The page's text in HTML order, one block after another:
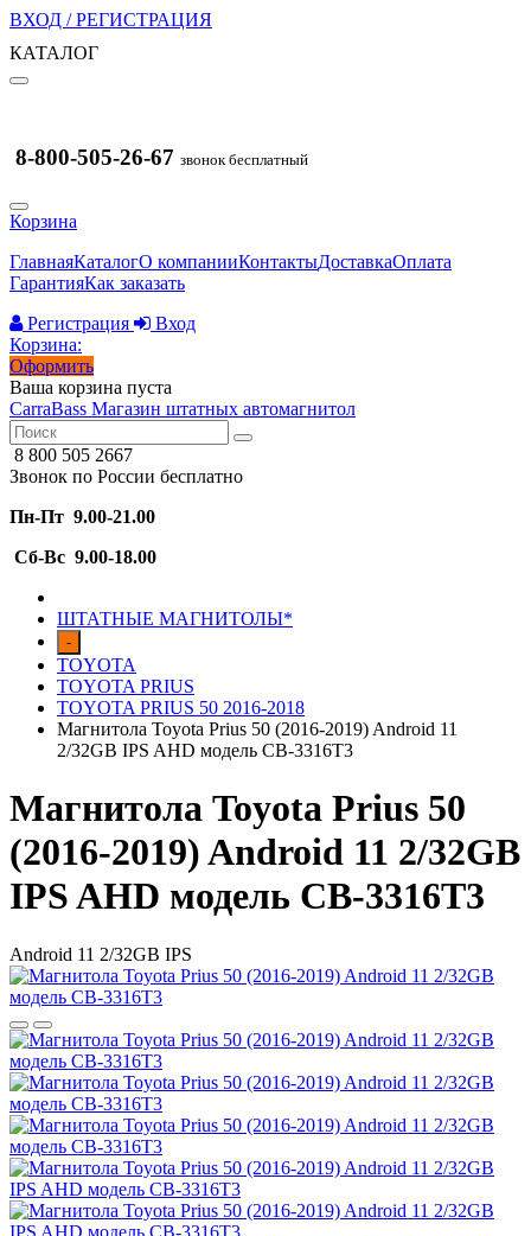
ВХОД / РЕГИСТРАЦИЯ
КАТАЛОГ
8-800-505-26-67 звонок бесплатный
Корзина
ГлавнаяКаталогО компанииКонтактыДоставкаОплата
ГарантияКак заказать
Регистрация
Вход
Корзина:
Оформить
Ваша корзина пуста
CarraBass Магазин штатных автомагнитол
8 800 505 2667
Звонок по России бесплатно
Пн-Пт 9.00-21.00
Сб-Вс 9.00-18.00
ШТАТНЫЕ МАГНИТОЛЫ*
-
TOYOTA
TOYOTA PRIUS
TOYOTA PRIUS 50 2016-2018
Магнитола Toyota Prius 50 (2016-2019) Android 11
2/32GB IPS AHD модель CB-3316T3
Магнитола Toyota Prius 50
(2016-2019) Android 11 2/32GB
IPS AHD модель CB-3316T3
Android 11 2/32GB IPS